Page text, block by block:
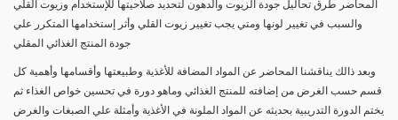
المحاضر طرق تحاليل جودة الزيوت والدهون لتحديد صلاحيتها للإستخدام وزيوت القلي
والسبب في تغيير لونها ومتي يجب تغيير زيوت القلي وأثر إستخدامها المتكرر علي
جودة المنتج الغذائي المقلي
وبعد ذالك يناقشنا المحاضر عن المواد المضافة للأغذية وطبيعتها وأقسامها وأهمية كل
قسم حسب الغرض من إضافته للمنتج الغذائي وماهو دورة في تحسين خواص الغذاء ثم
يختم الدورة التدريبية بحديثه عن المواد الملونة في الأغذية وأمثلة علي الصبغات والغرض